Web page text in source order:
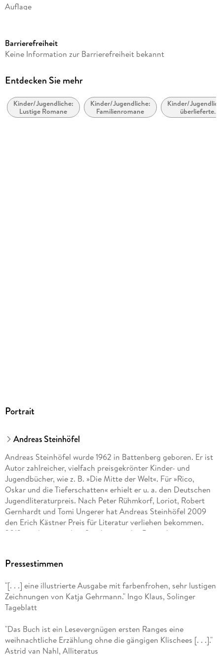
Auflage
Altersempfehlung
Autor/Autorin
Illustrationen
Katja Gehrmann, Kerstin Meyer
Barrierefreiheit
Keine Information zur Barrierefreiheit bekannt
Entdecken Sie mehr
Kinder/Jugendliche:
Lustige Romane
Kinder/Jugendliche:
Familienromane
Kinder/
überlieferte
Geschichten
Portrait
Andreas Steinhöfel
Andreas Steinhöfel wurde 1962 in Battenberg geboren. Er ist
Autor zahlreicher, vielfach preisgekrönter Kinder- und
Jugendbücher, wie z. B. »Die Mitte der Welt«. Für »Rico,
Oskar und die Tieferschatten« erhielt er u. a. den Deutschen
Jugendliteraturpreis. Nach Peter Rühmkorf, Loriot, Robert
Gernhardt und Tomi Ungerer hat Andreas Steinhöfel 2009
den Erich Kästner Preis für Literatur verliehen bekommen.
2013 wurde er mit dem Sonderpreis des Deutschen
den ALMA und den Hans-Christian-Andersen-Preis
Jugendbuchautor Mitglied der Deutschen Akademie für
Sprache und Dichtung. Seine Serie über Rico und Oskar
wurde sehr erfolgreich fürs Kino verfilmt. Zusätzlich zu seiner
und schreibt Drehbücher. Seit 2015 betätigt er sich in seiner
Filmfirma sad ORIGAMI als Produzent von Kinderfilmen.
Pressestimmen
"[. . .] eine illustrierte Ausgabe mit farbenfrohen, sehr lustigen
Zeichnungen von Katja Gehrmann." Ingo Klaus, Solinger
Tageblatt
"Das Buch ist ein Lesevergnügen ersten Ranges eine
weihnachtliche Erzählung ohne die gängigen Klischees [. . .]."
Astrid van Nahl, Alliteratus